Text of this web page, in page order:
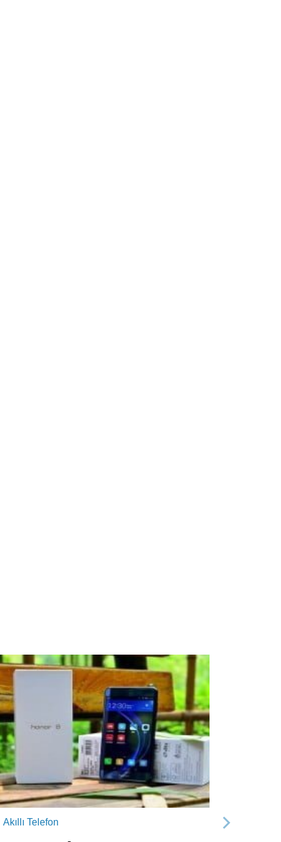
Akıllı Telefon
Sonraki